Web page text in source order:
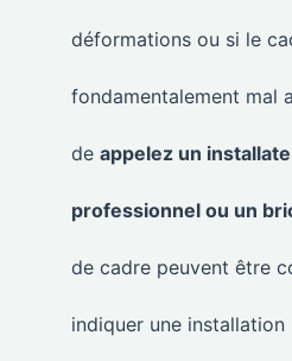
déformations ou si le
fondamentalement mal
de appelez un
professionnel ou un
de cadre peuvent être
indiquer une